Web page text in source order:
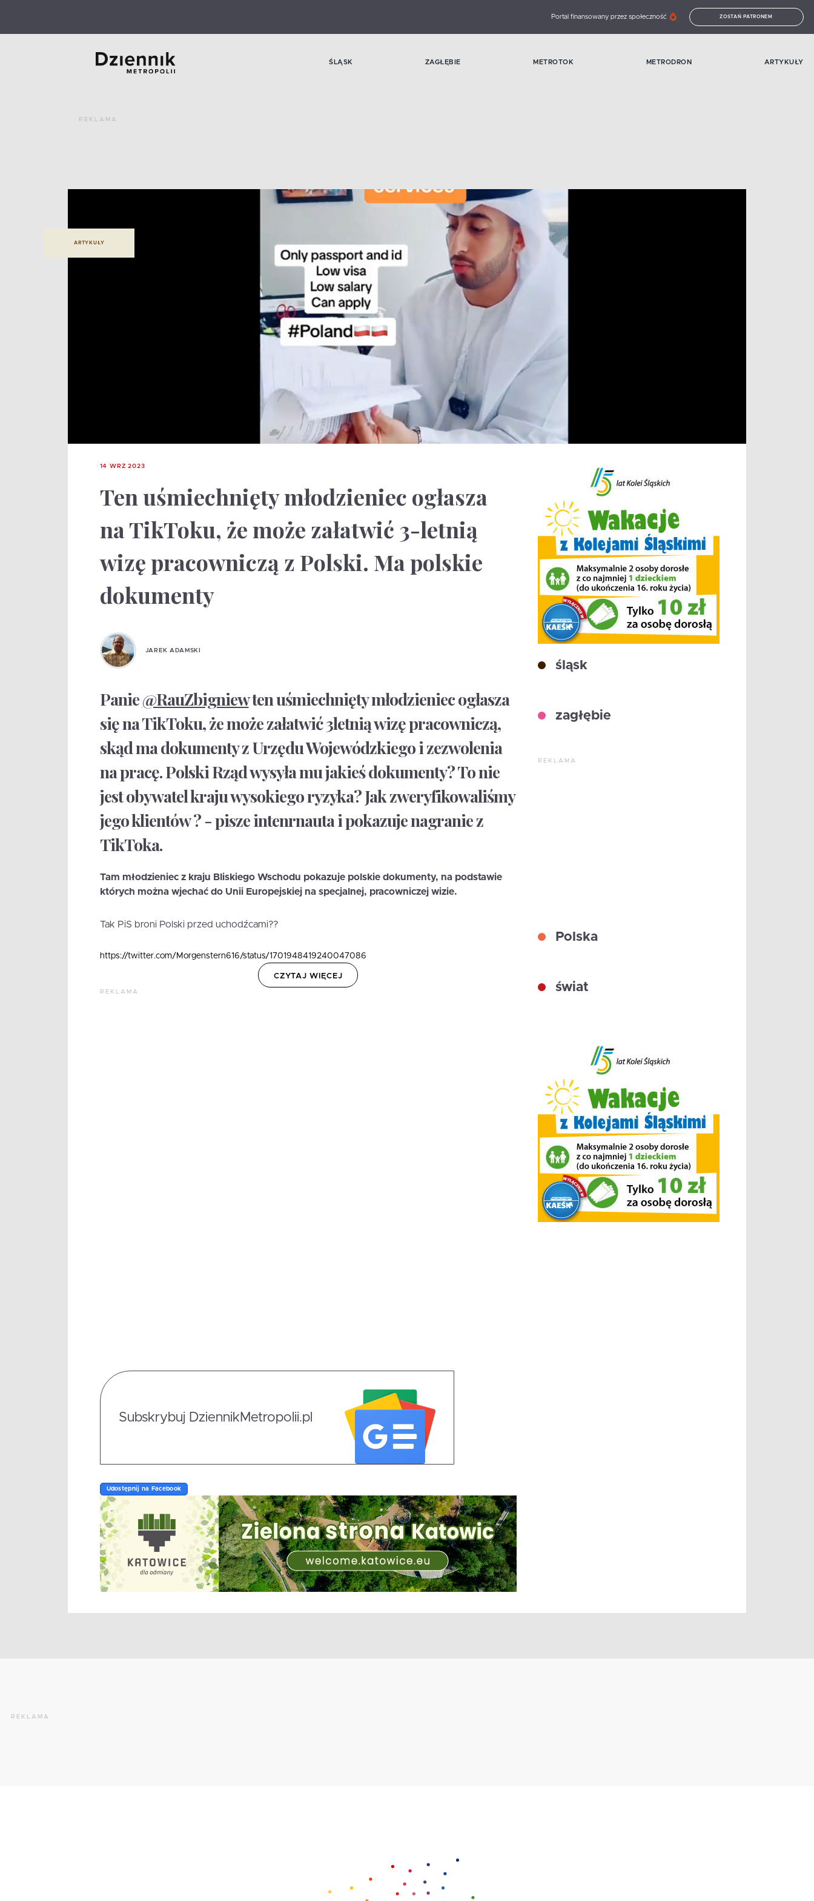
Portal finansowany przez społeczność ZOSTAŃ PATRONEM
ŚLĄSK ZAGŁĘBIE METROTOK METRODRON ARTYKUŁY
REKLAMA
ARTYKUŁY
14 WRZ 2023
Ten uśmiechnięty młodzieniec ogłasza
na TikToku, że może załatwić 3-letnią
wizę pracowniczą z Polski. Ma polskie
dokumenty
JAREK ADAMSKI
Panie@RauZbigniewten uśmiechnięty młodzieniec ogłasza
się na TikToku, że może załatwić 3letnią wizę pracowniczą,
skąd ma dokumenty z Urzędu Wojewódzkiego i zezwolenia
na pracę. Polski Rząd wysyła mu jakieś dokumenty? To nie
jest obywatel kraju wysokiego ryzyka? Jak zweryfikowaliśmy
jego klientów ? - pisze intenrnauta i pokazuje nagranie z
TikToka.
Tam młodzieniec z kraju Bliskiego Wschodu pokazuje polskie dokumenty, na podstawie
których można wjechać do Unii Europejskiej na specjalnej, pracowniczej wizie.
Tak PiS broni Polski przed uchodźcami??
https://twitter.com/Morgenstern616/status/1701948419240047086
CZYTAJ WIĘCEJ
REKLAMA
Subskrybuj DziennikMetropolii.pl
Udostępnij na Facebook
śląsk
zagłębie
REKLAMA
Polska
świat
REKLAMA